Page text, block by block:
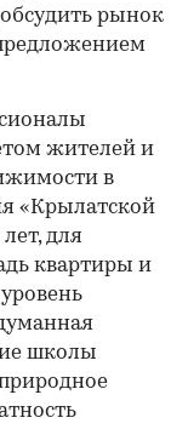
рынок
жителей и
в
«Крылатской
для
квартиры и
школы